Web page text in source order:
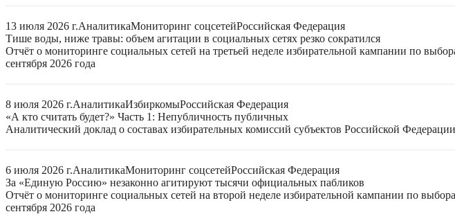
13 июля 2026 г.АналитикаМониторинг соцсетейРоссийская Федерация
Тише воды, ниже травы: объем агитации в социальных сетях резко сократился
Отчёт о мониторинге социальных сетей на третьей неделе избирательной кампании по
сентября 2026 года
8 июля 2026 г.АналитикаИзбиркомыРоссийская Федерация
«А кто считать будет?» Часть 1: Непубличность публичных
Аналитический доклад о составах избирательных комиссий субъектов Российской
6 июля 2026 г.АналитикаМониторинг соцсетейРоссийская Федерация
За «Единую Россию» незаконно агитируют тысячи официальных пабликов
Отчёт о мониторинге социальных сетей на второй неделе избирательной кампании по
сентября 2026 года